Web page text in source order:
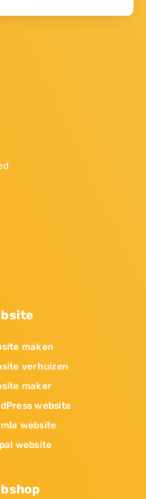
maken
verhuizen
maker
website
website
website